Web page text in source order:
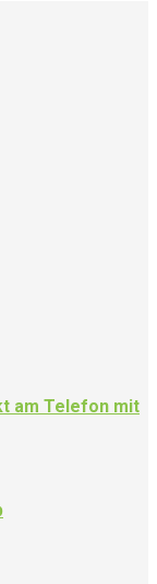
am Telefon mit